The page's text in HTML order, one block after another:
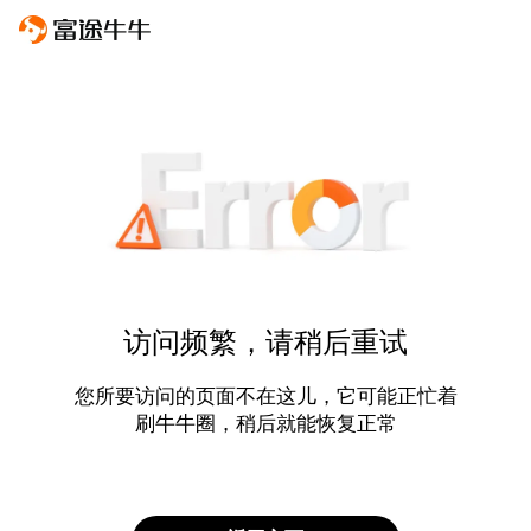
访问频繁，请稍后重试
您所要访问的页面不在这儿，它可能正忙着
刷牛牛圈，稍后就能恢复正常